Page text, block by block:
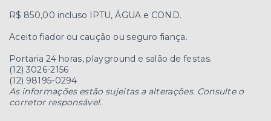
R$ 850,00 incluso IPTU, ÁGUA e COND.
Aceito fiador ou caução ou seguro fiança.
Portaria 24 horas, playground e salão de festas.
(12) 3026-2156
(12) 98195-0294
As informações estão sujeitas a alterações. Consulte o
corretor responsável.